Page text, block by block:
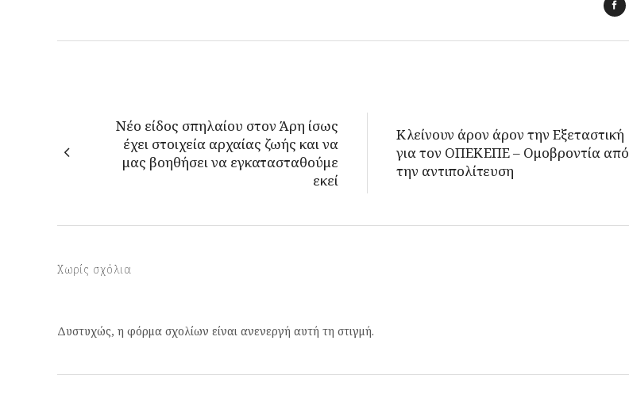
Νέο είδος σπηλαίου στον Άρη ίσως
έχει στοιχεία αρχαίας ζωής και να
μας βοηθήσει να εγκατασταθούμε
εκεί
Κλείνουν άρον άρον την Εξεταστική
για τον ΟΠΕΚΕΠΕ – Ομοβροντία από
την αντιπολίτευση
Χωρίς σχόλια
Δυστυχώς, η φόρμα σχολίων είναι ανενεργή αυτή τη στιγμή.